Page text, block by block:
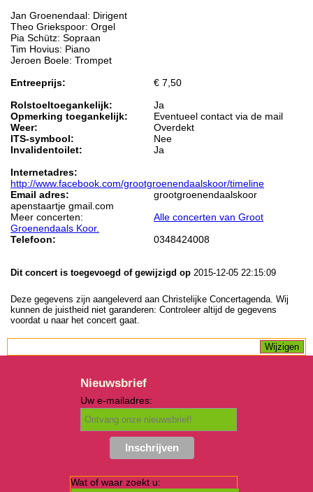
Jan Groenendaal: Dirigent
Theo Griekspoor: Orgel
Pia Schütz: Sopraan
Tim Hovius: Piano
Jeroen Boele: Trompet
Entreeprijs:
€ 7,50
Rolstoeltoegankelijk:
Ja
Opmerking toegankelijk:
Eventueel contact via de mail
Weer:
Overdekt
ITS-symbool:
Nee
Invalidentoilet:
Ja
Internetadres:
http://www.facebook.com/grootgroenendaalskoor/timeline
Email adres:
grootgroenendaalskoor
apenstaartje gmail.com
Meer concerten:
Alle concerten van Groot
Groenendaals Koor.
Telefoon:
0348424008
Dit concert is toegevoegd of gewijzigd op 2015-12-05 22:15:09
Deze gegevens zijn aangeleverd aan Christelijke Concertagenda. Wij
kunnen de juistheid niet garanderen: Controleer altijd de gegevens
voordat u naar het concert gaat.
Nieuwsbrief
Uw e-mailadres:
Wat of waar zoekt u: